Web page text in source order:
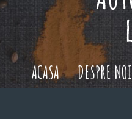
ACASA DESPRE NOI